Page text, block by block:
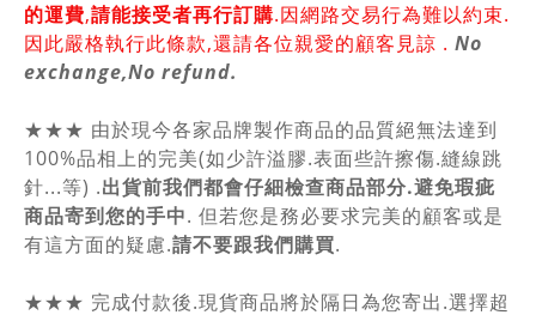
的運費,請能接受者再行訂購.因網路交易行為難以約束.
因此嚴格執行此條款,還請各位親愛的顧客見諒 . No
exchange,No refund.
★★★ 由於現今各家品牌製作商品的品質絕無法達到
100%品相上的完美(如少許溢膠.表面些許擦傷.縫線跳
針...等) .出貨前我們都會仔細檢查商品部分.避免瑕疵
商品寄到您的手中. 但若您是務必要求完美的顧客或是
有這方面的疑慮.請不要跟我們購買.
★★★ 完成付款後.現貨商品將於隔日為您寄出.選擇超